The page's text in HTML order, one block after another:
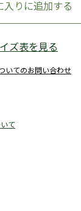
入りに追加する
ズ表を見る
いてのお問い合わせ
て